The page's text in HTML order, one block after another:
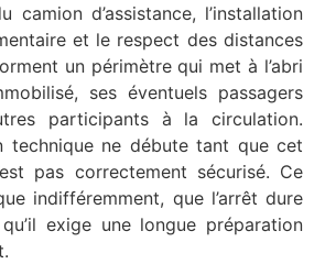
camion d’assistance, l’installation
et le respect des distances
un périmètre qui met à l’abri
ses éventuels passagers
participants à la circulation.
technique ne débute tant que cet
pas correctement sécurisé. Ce
indifféremment, que l’arrêt dure
exige une longue préparation